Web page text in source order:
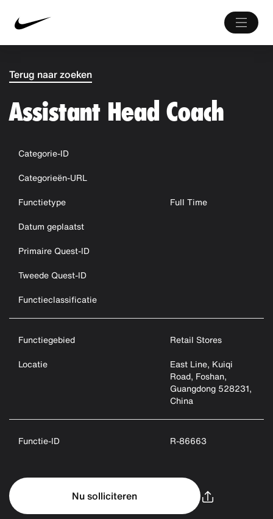
Terug naar zoeken
Assistant Head Coach
Categorie-ID
Categorieën-URL
Functietype
Full Time
Datum geplaatst
Primaire Quest-ID
Tweede Quest-ID
Functieclassificatie
Functiegebied
Retail Stores
Locatie
East Line, Kuiqi
Road, Foshan,
Guangdong 528231,
China
Functie-ID R-86663
Nu solliciteren